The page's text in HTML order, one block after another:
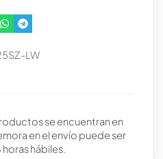
LW
se encuentran en
en el envío puede ser
horas hábiles.